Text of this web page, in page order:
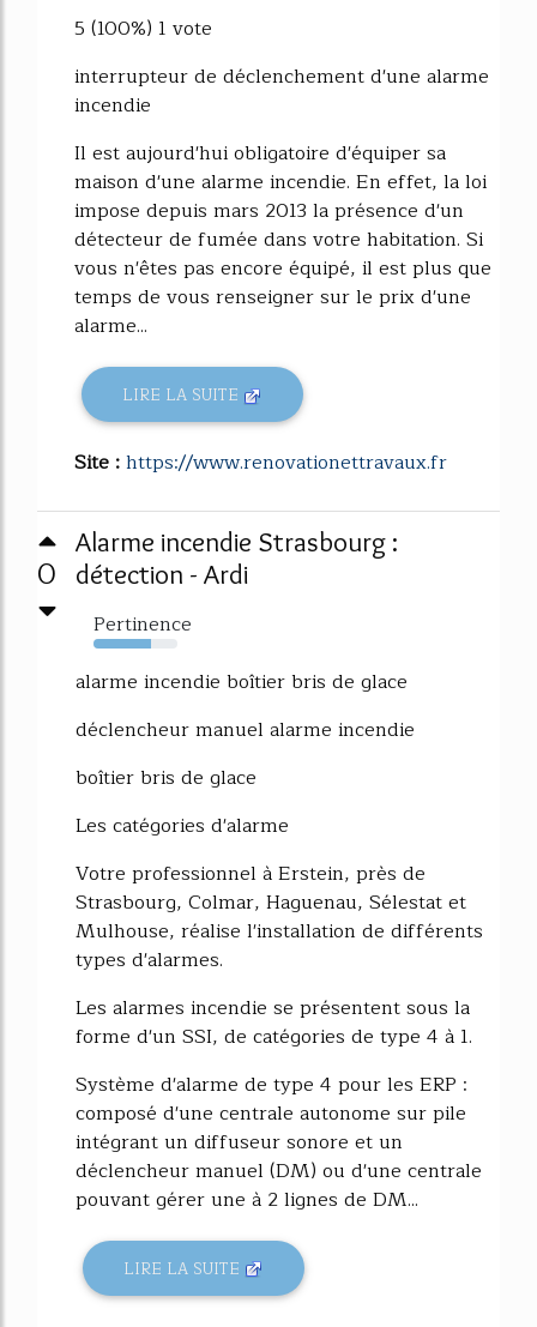
5 (100%) 1 vote
interrupteur de déclenchement d'une alarme
incendie
Il est aujourd'hui obligatoire d'équiper sa
maison d'une alarme incendie. En effet, la loi
impose depuis mars 2013 la présence d'un
détecteur de fumée dans votre habitation. Si
vous n'êtes pas encore équipé, il est plus que
temps de vous renseigner sur le prix d'une
alarme...
LIRE LA SUITE
Site :https://www.renovationettravaux.fr
0
Alarme incendie Strasbourg :
détection - Ardi
Pertinence
68%
alarme incendie boîtier bris de glace
déclencheur manuel alarme incendie
boîtier bris de glace
Les catégories d'alarme
Votre professionnel à Erstein, près de
Strasbourg, Colmar, Haguenau, Sélestat et
Mulhouse, réalise l'installation de différents
types d'alarmes.
Les alarmes incendie se présentent sous la
forme d'un SSI, de catégories de type 4 à 1.
Système d'alarme de type 4 pour les ERP :
composé d'une centrale autonome sur pile
intégrant un diffuseur sonore et un
déclencheur manuel (DM) ou d'une centrale
pouvant gérer une à 2 lignes de DM...
LIRE LA SUITE